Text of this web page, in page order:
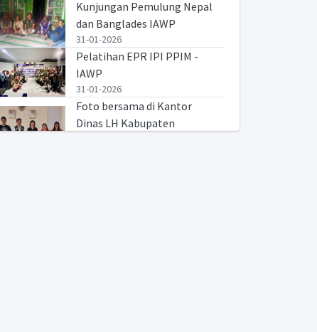
Kunjungan Pemulung Nepal
dan Banglades IAWP
31-01-2026
Pelatihan EPR IPI PPIM -
IAWP
31-01-2026
Foto bersama di Kantor
Dinas LH Kabupaten